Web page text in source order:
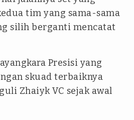
tim yang sama-sama
silih berganti mencatat
Presisi yang
skuad terbaiknya
Zhaiyk VC sejak awal